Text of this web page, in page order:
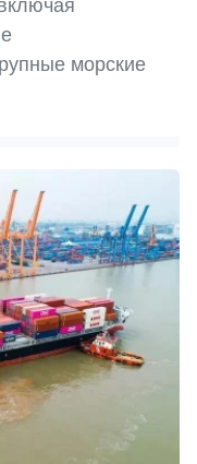
морские